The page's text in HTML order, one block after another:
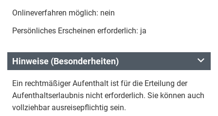
Onlineverfahren möglich: nein
Persönliches Erscheinen erforderlich: ja
Hinweise (Besonderheiten)
Ein rechtmäßiger Aufenthalt ist für die Erteilung der
Aufenthaltserlaubnis nicht erforderlich. Sie können auch
vollziehbar ausreisepflichtig sein.